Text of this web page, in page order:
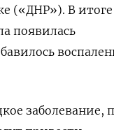
(«ДНР»). В итоге
появилась
заболевание,